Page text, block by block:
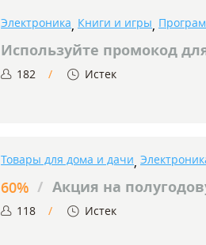
Электроника, Книги и игры,
Используйте промокод
182
Истек
Товары для дома и дачи,
60% / Акция на
118
Истек